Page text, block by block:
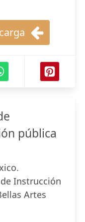
pública
Instrucción
Artes